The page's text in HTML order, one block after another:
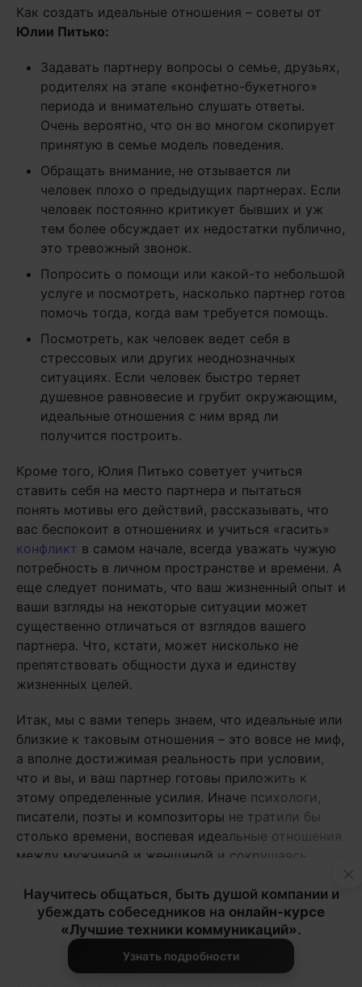
Как создать идеальные отношения – советы от
Юлии Питько:
Задавать партнеру вопросы о семье, друзьях,
родителях на этапе «конфетно-букетного»
периода и внимательно слушать ответы.
Очень вероятно, что он во многом скопирует
принятую в семье модель поведения.
Обращать внимание, не отзывается ли
человек плохо о предыдущих партнерах. Если
человек постоянно критикует бывших и уж
тем более обсуждает их недостатки публично,
это тревожный звонок.
Попросить о помощи или какой-то небольшой
услуге и посмотреть, насколько партнер готов
помочь тогда, когда вам требуется помощь.
Посмотреть, как человек ведет себя в
стрессовых или других неоднозначных
ситуациях. Если человек быстро теряет
душевное равновесие и грубит окружающим,
идеальные отношения с ним вряд ли
получится построить.
Кроме того, Юлия Питько советует учиться
ставить себя на место партнера и пытаться
понять мотивы его действий, рассказывать, что
вас беспокоит в отношениях и учиться «гасить»
конфликт в самом начале, всегда уважать чужую
потребность в личном пространстве и времени. А
еще следует понимать, что ваш жизненный опыт и
ваши взгляды на некоторые ситуации может
существенно отличаться от взглядов вашего
партнера. Что, кстати, может нисколько не
препятствовать общности духа и единству
жизненных целей.
Итак, мы с вами теперь знаем, что идеальные или
близкие к таковым отношения – это вовсе не миф,
а вполне достижимая реальность при условии,
что и вы, и ваш партнер готовы приложить к
этому определенные усилия. Иначе психологи,
писатели, поэты и композиторы не тратили бы
столько времени, воспевая идеальные отношения
между мужчиной и женщиной и сокрушаясь
построить не удалось.
Заметим, что теме идеальных отношений
посвящают не только многотомные романы и
душевные песни. Да и не у всех людей, особенно
×
Научитесь общаться, быть душой компании и
убеждать собеседников на онлайн-курсе
«Лучшие техники коммуникаций».
Узнать подробности